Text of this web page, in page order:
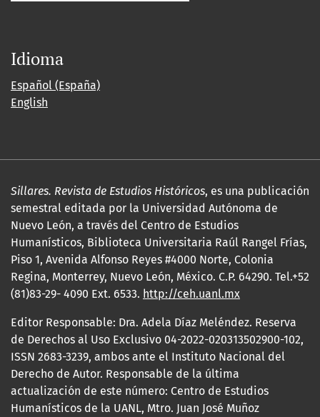
Idioma
Español (España)
English
Sillares. Revista de Estudios Históricos, es una publicación
semestral editada por la Universidad Autónoma de
Nuevo León, a través del Centro de Estudios
Humanísticos, Biblioteca Universitaria Raúl Rangel Frías,
Piso 1, Avenida Alfonso Reyes #4000 Norte, Colonia
Regina, Monterrey, Nuevo León, México. C.P. 64290. Tel.+52
(81)83-29- 4090 Ext. 6533. http://ceh.uanl.mx
Editor Responsable: Dra. Adela Díaz Meléndez. Reserva
de Derechos al Uso Exclusivo 04-2022-020313502900-102,
ISSN 2683-3239, ambos ante el Instituto Nacional del
Derecho de Autor. Responsable de la última
actualización de este número: Centro de Estudios
Humanísticos de la UANL, Mtro. Juan José Muñoz